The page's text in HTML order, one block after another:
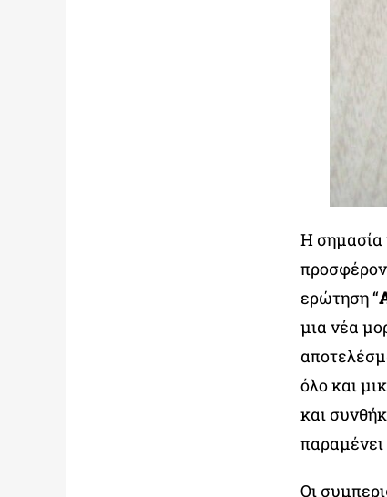
Η σημασία
ερώτηση “
μια νέα
όλο και
και
Οι